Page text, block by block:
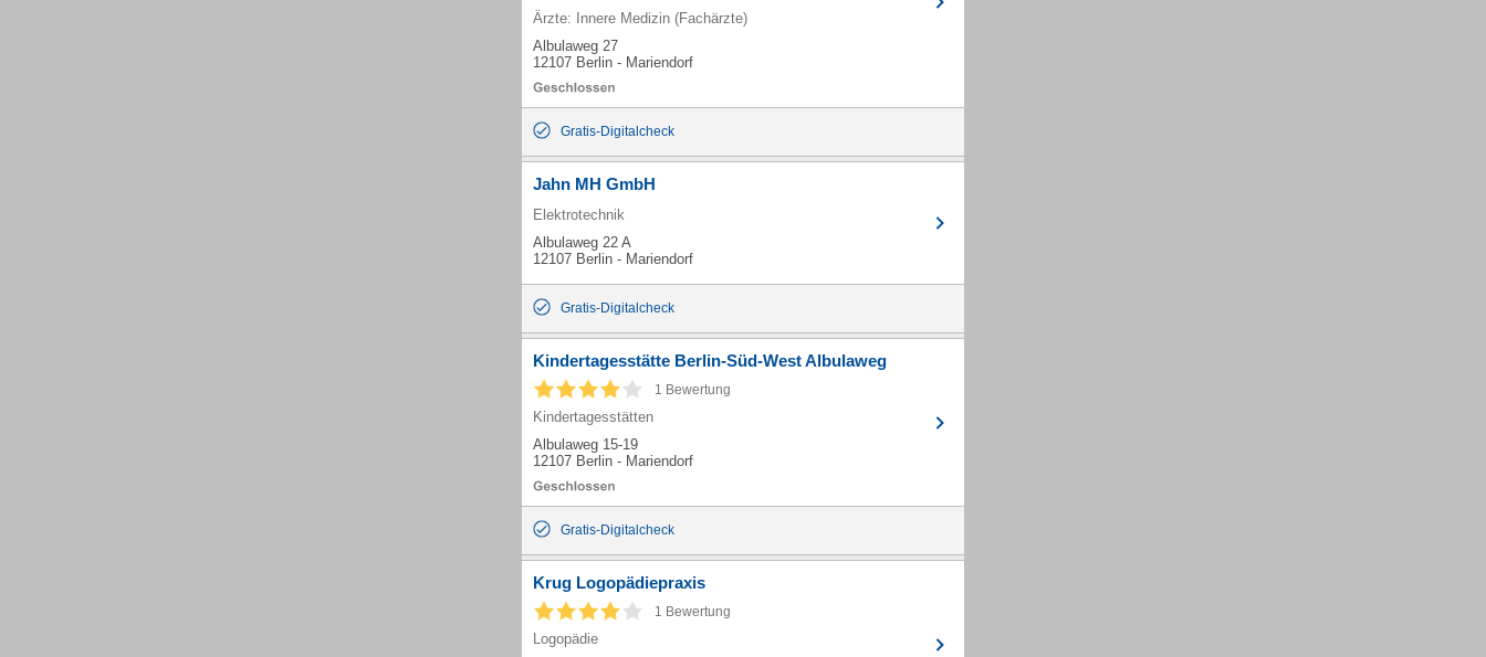
Ärzte: Innere Medizin (Fachärzte)
Albulaweg 27
12107 Berlin - Mariendorf
Gratis-Digitalcheck
Jahn MH GmbH
Elektrotechnik
Albulaweg 22 A
12107 Berlin - Mariendorf
Gratis-Digitalcheck
Kindertagesstätte Berlin-Süd-West Albulaweg
1 Bewertung
Kindertagesstätten
Albulaweg 15-19
12107 Berlin - Mariendorf
Gratis-Digitalcheck
Krug Logopädiepraxis
1 Bewertung
Logopädie